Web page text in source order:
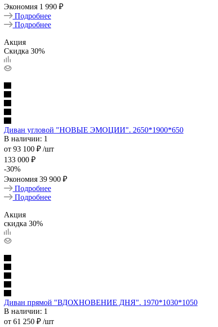
Экономия 1 990 ₽
Подробнее
Подробнее
Акция
Скидка 30%
Диван угловой "НОВЫЕ ЭМОЦИИ". 2650*1900*650
В наличии: 1
от 93 100 ₽ /шт
133 000 ₽
-30%
Экономия 39 900 ₽
Подробнее
Подробнее
Акция
скидка 30%
Диван прямой "ВДОХНОВЕНИЕ ДНЯ". 1970*1030*1050
В наличии: 1
от 61 250 ₽ /шт